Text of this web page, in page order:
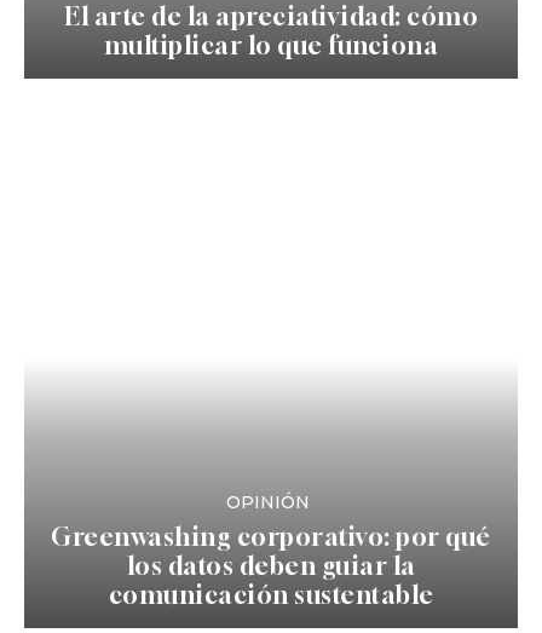
El arte de la apreciatividad: cómo
multiplicar lo que funciona
OPINIÓN
Greenwashing corporativo: por qué
los datos deben guiar la
comunicación sustentable